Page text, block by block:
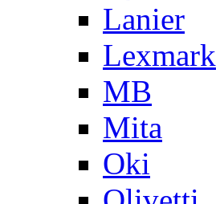
Lanier
Lexmark
MB
Mita
Oki